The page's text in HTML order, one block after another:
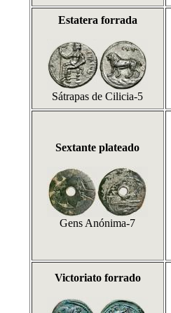
Estatera forrada
Sátrapas de Cilicia-5
Sextante plateado
Gens Anónima-7
Victoriato forrado